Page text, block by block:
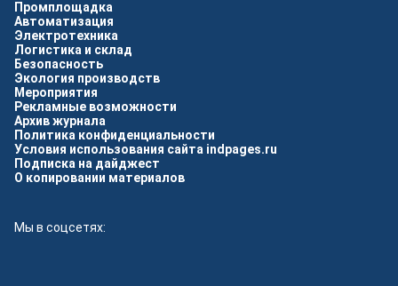
Промплощадка
Автоматизация
Электротехника
Логистика и склад
Безопасность
Экология производств
Мероприятия
Рекламные возможности
Архив журнала
Политика конфиденциальности
Условия использования сайта indpages.ru
Подписка на дайджест
О копировании материалов
Мы в соцсетях: